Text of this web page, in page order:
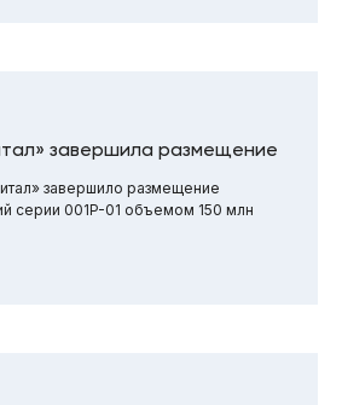
завершила размещение
завершило размещение
серии 001P-01 объемом 150 млн